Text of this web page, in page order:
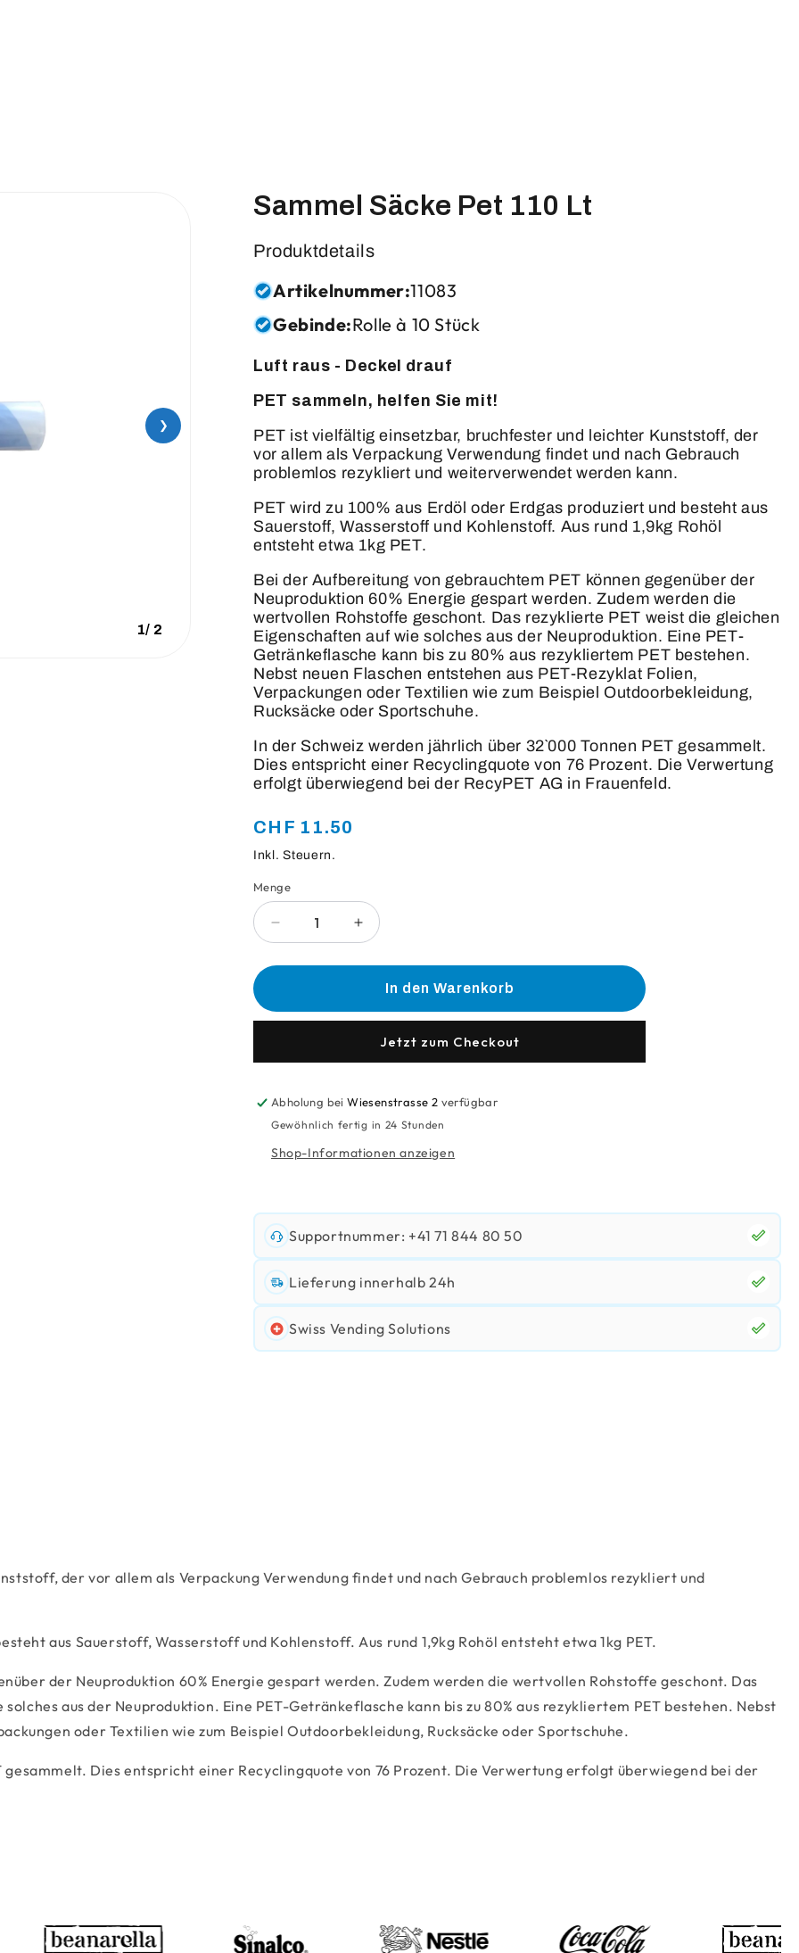
❯
1/ 2
Sammel Säcke Pet 110 Lt
Produktdetails
Artikelnummer:11083
Gebinde:Rolle à 10 Stück
Luft raus - Deckel drauf
PET sammeln, helfen Sie mit!
PET ist vielfältig einsetzbar, bruchfester und leichter Kunststoff, der
vor allem als Verpackung Verwendung findet und nach Gebrauch
problemlos rezykliert und weiterverwendet werden kann.
PET wird zu 100% aus Erdöl oder Erdgas produziert und besteht aus
Sauerstoff, Wasserstoff und Kohlenstoff. Aus rund 1,9kg Rohöl
entsteht etwa 1kg PET.
Bei der Aufbereitung von gebrauchtem PET können gegenüber der
Neuproduktion 60% Energie gespart werden. Zudem werden die
wertvollen Rohstoffe geschont. Das rezyklierte PET weist die gleichen
Eigenschaften auf wie solches aus der Neuproduktion. Eine PET-
Getränkeflasche kann bis zu 80% aus rezykliertem PET bestehen.
Nebst neuen Flaschen entstehen aus PET-Rezyklat Folien,
Verpackungen oder Textilien wie zum Beispiel Outdoorbekleidung,
Rucksäcke oder Sportschuhe.
In der Schweiz werden jährlich über 32`000 Tonnen PET gesammelt.
Dies entspricht einer Recyclingquote von 76 Prozent. Die Verwertung
erfolgt überwiegend bei der RecyPET AG in Frauenfeld.
Normaler
Preis
CHF 11.50
Inkl. Steuern.
Anzahl
Menge
Verringere
die
Menge
Säcke
110
Erhöhe
die
Menge
Säcke
Pet
110
In den Warenkorb
Jetzt zum Checkout
Abholung beiWiesenstrasse 2 verfügbar
Gewöhnlich fertig in 24 Stunden
Shop-Informationen anzeigen
Supportnummer: +41 71 844 80 50
Lieferung innerhalb 24h
Swiss Vending Solutions
der vor allem als Verpackung Verwendung findet und nach Gebrauch problemlos rezykliert und
aus Sauerstoff, Wasserstoff und Kohlenstoff. Aus rund 1,9kg Rohöl entsteht etwa 1kg PET.
der Neuproduktion 60% Energie gespart werden. Zudem werden die wertvollen Rohstoffe geschont. Das
aus der Neuproduktion. Eine PET-Getränkeflasche kann bis zu 80% aus rezykliertem PET bestehen. Nebst
oder Textilien wie zum Beispiel Outdoorbekleidung, Rucksäcke oder Sportschuhe.
Dies entspricht einer Recyclingquote von 76 Prozent. Die Verwertung erfolgt überwiegend bei der